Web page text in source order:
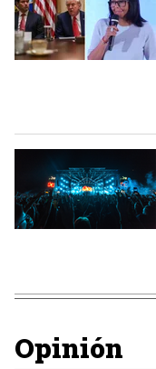
Opinión